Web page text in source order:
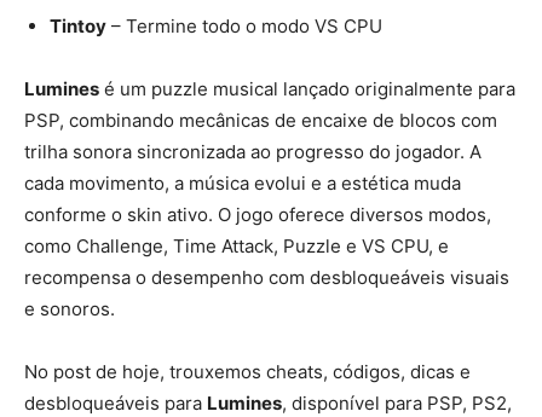
Tintoy – Termine todo o modo VS CPU
Lumines é um puzzle musical lançado originalmente para
PSP, combinando mecânicas de encaixe de blocos com
trilha sonora sincronizada ao progresso do jogador. A
cada movimento, a música evolui e a estética muda
conforme o skin ativo. O jogo oferece diversos modos,
como Challenge, Time Attack, Puzzle e VS CPU, e
recompensa o desempenho com desbloqueáveis visuais
e sonoros.
No post de hoje, trouxemos cheats, códigos, dicas e
desbloqueáveis para Lumines, disponível para PSP, PS2,